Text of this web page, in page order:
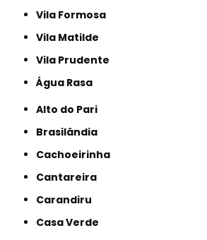
Vila Formosa
Vila Matilde
Vila Prudente
Água Rasa
Alto do Pari
Brasilândia
Cachoeirinha
Cantareira
Carandiru
Casa Verde